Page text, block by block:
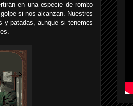
en una especie de rombo
si nos alcanzan. Nuestros
y patadas, aunque si tenemos